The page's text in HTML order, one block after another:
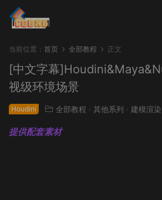
当前位置： 首页 全部教程 正文
[中文字幕
视级环境场景
Houdini 全部教程 · 其他系列 · 建模渲
提供配套素材